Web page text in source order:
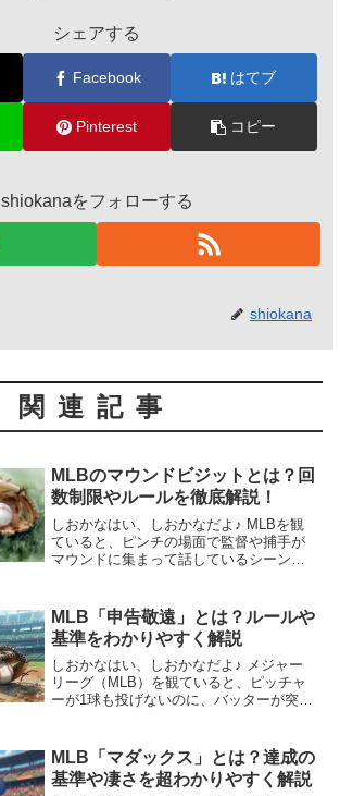
シェアする
Facebook はてブ
Pinterest コピー
shiokanaをフォローする
shiokana
関連記事
MLBのマウンドビジットとは？回
数制限やルールを徹底解説！
しおかなはい、しおかなだよ♪ MLBを観
ていると、ピンチの場面で監督や捕手が
マウンドに集まって話しているシーン、
ではここ数年ですごく厳格なルールがで
きた、試合を左右す...
MLB「申告敬遠」とは？ルールや
基準をわかりやすく解説
しおかなはい、しおかなだよ♪ メジャー
リーグ（MLB）を観ていると、ピッチャ
ーが1球も投げないのに、バッターが突然
っくりしちゃう人も多いはず。 今回は、
知っておくとML...
MLB「マダックス」とは？達成の
基準や凄さを超わかりやすく解説